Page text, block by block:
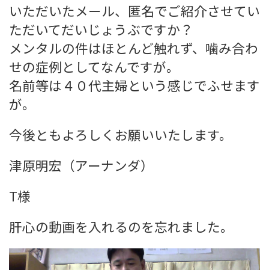
いただいたメール、匿名でご紹介させてい
ただいてだいじょうぶですか？
メンタルの件はほとんど触れず、噛み合わ
せの症例としてなんですが。
名前等は４０代主婦という感じでふせます
が。
今後ともよろしくお願いいたします。
津原明宏（アーナンダ）
T様
肝心の動画を入れるのを忘れました。